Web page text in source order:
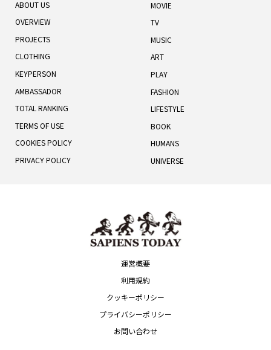
ABOUT US
OVERVIEW
PROJECTS
CLOTHING
KEYPERSON
AMBASSADOR
TOTAL RANKING
TERMS OF USE
COOKIES POLICY
PRIVACY POLICY
MOVIE
TV
MUSIC
ART
PLAY
FASHION
LIFESTYLE
BOOK
HUMANS
UNIVERSE
運営概要
利用規約
クッキーポリシー
プライバシーポリシー
お問い合わせ